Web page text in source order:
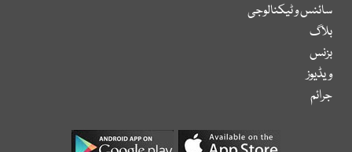
سائنس و ٹیکنالوجی
بلاگ
بزنس
ویڈیوز
جرائم